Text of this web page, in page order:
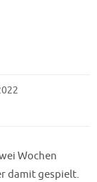
Wochen
damit gespielt.